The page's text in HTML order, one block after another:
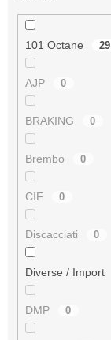
101 Octane 29
AJP 0
BRAKING 0
Brembo 0
CIF 0
Discacciati 0
Diverse / Import
DMP 0